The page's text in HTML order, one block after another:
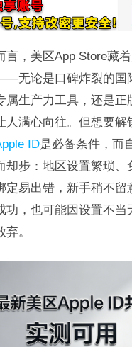
言，美区App Store藏
无论是口碑炸裂的国
属生产力工具，还是正
人满心向往。但想要解
ID是必备条件，而
却步：地区设置繁琐、
定易出错，新手稍不留
功，也可能因设置不当
。